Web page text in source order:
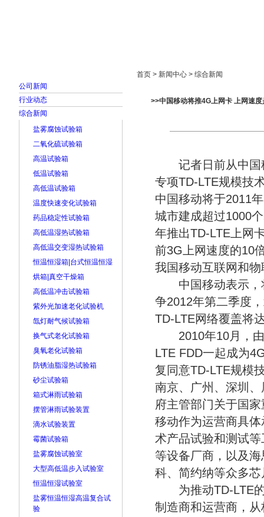
公司新闻
行业动态
综合新闻
盐雾腐蚀试验箱
二氧化硫试验箱
高温试验箱
低温试验箱
高低温试验箱
温度快速变化试验箱
药品稳定性试验箱
高低温湿热试验箱
高低温交变湿热试验箱
恒温恒湿箱|台式恒温恒湿
烘箱|真空干燥箱
高低温冲击试验箱
紫外光加速老化试验机
氙灯耐气候试验箱
换气式老化试验箱
臭氧老化试验箱
防锈油脂湿热试验箱
砂尘试验箱
箱式淋雨试验箱
摆管淋雨试验装置
滴水试验装置
霉菌试验箱
盐雾腐蚀试验室
大型高低温步入试验室
恒温恒湿试验室
盐雾恒温恒湿高温复合试
验
首页 > 新闻中心 > 综合新闻
>>中国移动将推4G上网卡 上网速
记者日前从中国移
专项TD-LTE规模技
中国移动将于2011
城市建成超过1000
年推出TD-LTE上网
前3G上网速度的10
我国移动互联网和
中国移动表示，
争2012年第二季度
TD-LTE网络覆盖将
2010年10月，由
LTE FDD一起成为
复同意TD-LTE规模
南京、广州、深圳
府主管部门关于国
移动作为运营商具
术产品试验和测试
等设备厂商，以及
科、简约纳等众多
为推动TD-LTE的
制造商和运营商，